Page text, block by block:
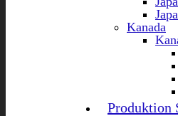
Kanada
Produktion